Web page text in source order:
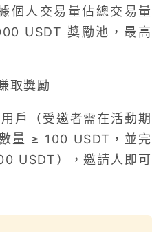
個人交易量佔總交易量
USDT 獎勵池，最高
取獎勵
戶（受邀者需在活動期
量 ≥ 100 USDT，並完
USDT），邀請人即可